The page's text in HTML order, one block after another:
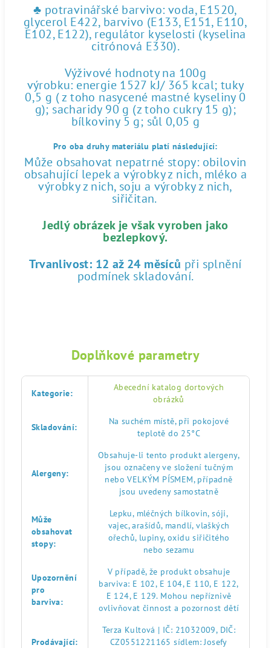
♣ potravinářské barvivo: voda, E1520,
glycerol E422, barvivo (E133, E151, E110,
E102, E122), regulátor kyselosti (kyselina
citrónová E330).
Výživové hodnoty na 100g
výrobku: energie 1527 kJ/ 365 kcal; tuky
0,5 g ( z toho nasycené mastné kyseliny 0
g); sacharidy 90 g (z toho cukry 15 g);
bílkoviny 5 g; sůl 0,05 g
Pro oba druhy materiálu platí následující:
Může obsahovat nepatrné stopy: obilovin
obsahující lepek a výrobky z nich, mléko a
výrobky z nich, soju a výrobky z nich,
siřičitan.
Jedlý obrázek je však vyroben jako
bezlepkový.
Trvanlivost: 12 až 24 měsíců při splnění
podmínek skladování.
Doplňkové parametry
Kategorie:
Abecední katalog dortových
obrázků
Skladování:
Na suchém místě, při pokojové
teplotě do 25°C
Alergeny:
Obsahuje-li tento produkt alergeny,
jsou označeny ve složení tučným
nebo VELKÝM PÍSMEM, případně
jsou uvedeny samostatně
Může
obsahovat
stopy:
Lepku, mléčných bílkovin, sóji,
vajec, arašídů, mandlí, vlaškých
ořechů, lupiny, oxidu siřičitého
nebo sezamu
Upozornění
pro
barviva:
V případě, že produkt obsahuje
barviva: E 102, E 104, E 110, E 122,
E 124, E 129. Mohou nepříznivě
ovlivňovat činnost a pozornost dětí
Prodávající:
Terza Kultová | IČ: 21032009, DIČ:
CZ0551221165 sídlem: Josefy